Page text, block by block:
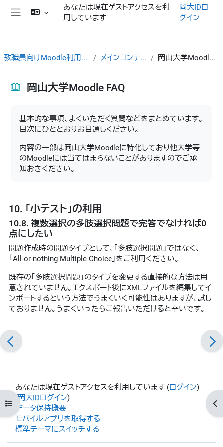
メインコンテンツへスキップする
サイドパネル
あなたは現在ゲストアクセスを利
用しています
岡大IDロ
グイン
コースインデックスを開く ブ
岡山大学Moodle FAQ
基本的な事項、よくいただく質問などをまとめています。
目次にひととおりお目通しください。
内容の一部は岡山大学Moodleに特化しており他大学等
のMoodleには当てはまらないことがありますのでご承
知おきください。
10. 「小テスト」の利用
10.8. 複数選択の多肢選択問題で完答でなければ0
点にしたい
問題作成時の問題タイプとして、「多肢選択問題」ではなく、
「All-or-nothing Multiple Choice」をご利用ください。
既存の「多肢選択問題」のタイプを変更する直接的な方法は用
意されていません。エクスポート後にXMLファイルを編集してイ
ンポートするという方法でうまくいく可能性はありますが、試し
ておりません。うまくいったらご報告いただけると幸いです。
あなたは現在ゲストアクセスを利用しています (ログイン)
(岡大IDログイン)
データ保持概要
モバイルアプリを取得する
標準テーマにスイッチする